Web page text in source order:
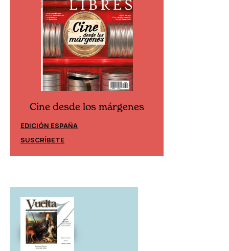
Cine desde los márgenes
EDICIÓN ESPAÑA
SUSCRÍBETE